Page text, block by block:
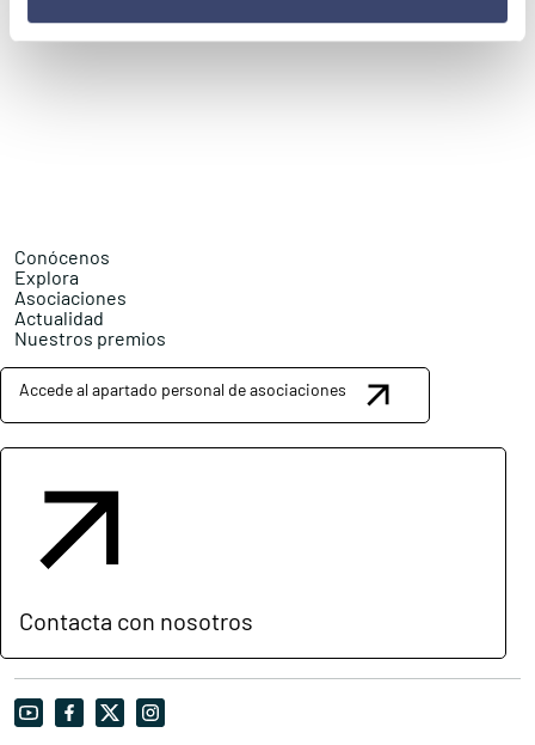
Conócenos
Explora
Asociaciones
Actualidad
Nuestros premios
Accede al apartado personal de asociaciones
Contacta con nosotros